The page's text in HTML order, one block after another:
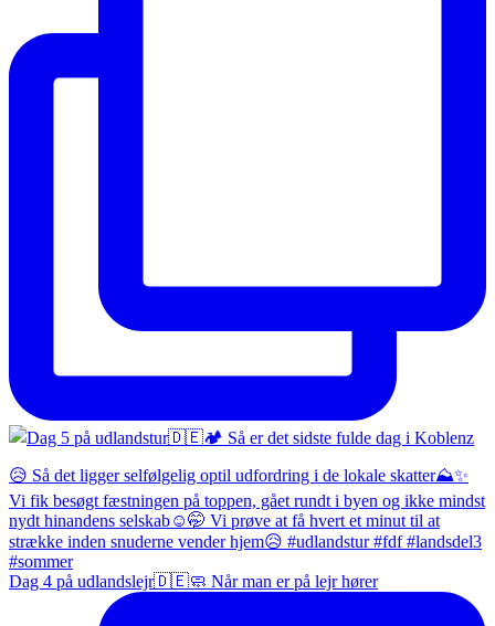
Dag 4 på udlandslejr🇩🇪🧼 Når man er på lejr hører